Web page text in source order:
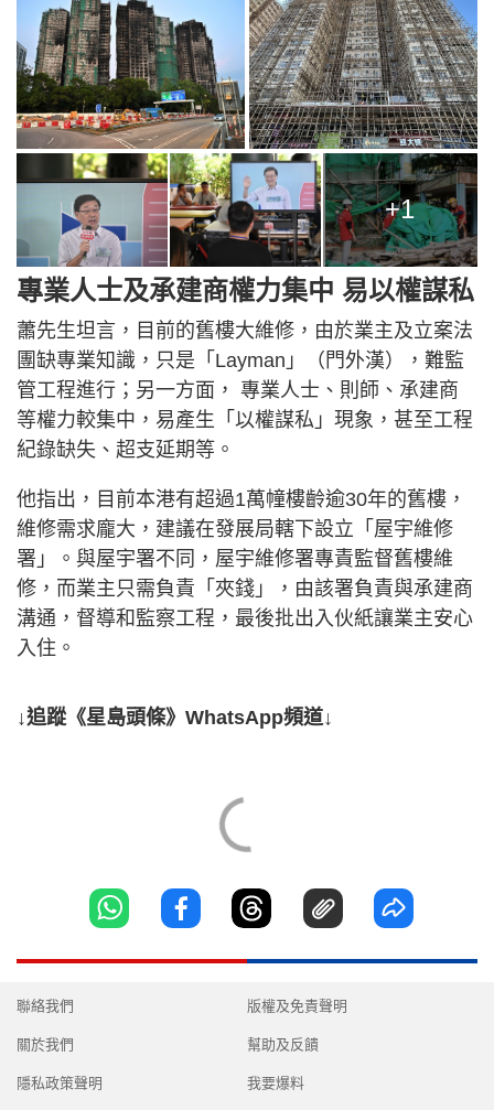
+1
專業人士及承建商權力集中 易以權謀私
蕭先生坦言，目前的舊樓大維修，由於業主及立案法
團缺專業知識，只是「Layman」（門外漢），難監
管工程進行；另一方面， 專業人士、則師、承建商
等權力較集中，易產生「以權謀私」現象，甚至工程
紀錄缺失、超支延期等。
他指出，目前本港有超過1萬幢樓齡逾30年的舊樓，
維修需求龐大，建議在發展局轄下設立「屋宇維修
署」。與屋宇署不同，屋宇維修署專責監督舊樓維
修，而業主只需負責「夾錢」，由該署負責與承建商
溝通，督導和監察工程，最後批出入伙紙讓業主安心
入住。
↓追蹤《星島頭條》WhatsApp頻道↓
聯絡我們
關於我們
隱私政策聲明
版權及免責聲明
幫助及反饋
我要爆料